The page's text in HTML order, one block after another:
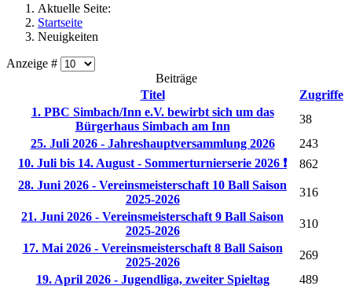
Aktuelle Seite:
Startseite
Neuigkeiten
Anzeige #
Beiträge
Titel
Zugriffe
1. PBC Simbach/Inn e.V. bewirbt sich um das
Bürgerhaus Simbach am Inn
38
25. Juli 2026 - Jahreshauptversammlung 2026
243
10. Juli bis 14. August - Sommerturnierserie 2026 ❗
862
28. Juni 2026 - Vereinsmeisterschaft 10 Ball Saison
2025-2026
316
21. Juni 2026 - Vereinsmeisterschaft 9 Ball Saison
2025-2026
310
17. Mai 2026 - Vereinsmeisterschaft 8 Ball Saison
2025-2026
269
19. April 2026 - Jugendliga, zweiter Spieltag
489